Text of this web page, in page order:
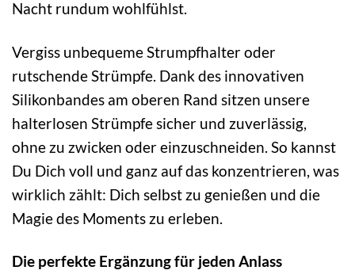
Nacht rundum wohlfühlst.
Vergiss unbequeme Strumpfhalter oder
rutschende Strümpfe. Dank des innovativen
Silikonbandes am oberen Rand sitzen unsere
halterlosen Strümpfe sicher und zuverlässig,
ohne zu zwicken oder einzuschneiden. So kannst
Du Dich voll und ganz auf das konzentrieren, was
wirklich zählt: Dich selbst zu genießen und die
Magie des Moments zu erleben.
Die perfekte Ergänzung für jeden Anlass